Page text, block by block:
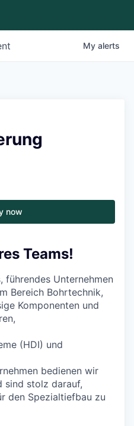
My alerts
now
Teams!
führendes Unternehmen
Bereich Bohrtechnik,
Komponenten und
(HDI) und
bedienen wir
sind stolz darauf,
den Spezialtiefbau zu